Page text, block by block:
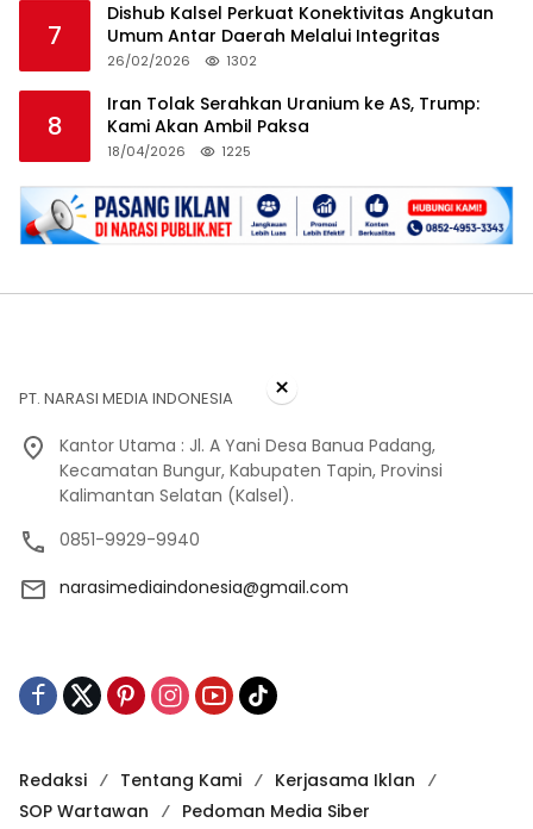
7
Dishub Kalsel Perkuat Konektivitas Angkutan
Umum Antar Daerah Melalui Integritas
26/02/2026 1302
8
Iran Tolak Serahkan Uranium ke AS, Trump:
Kami Akan Ambil Paksa
18/04/2026 1225
PT. NARASI MEDIA INDONESIA
Kantor Utama : Jl. A Yani Desa Banua Padang,
Kecamatan Bungur, Kabupaten Tapin, Provinsi
Kalimantan Selatan (Kalsel).
0851-9929-9940
narasimediaindonesia@gmail.com
Redaksi Tentang Kami
Kerjasama Iklan
SOP Wartawan
Pedoman Media Siber
×